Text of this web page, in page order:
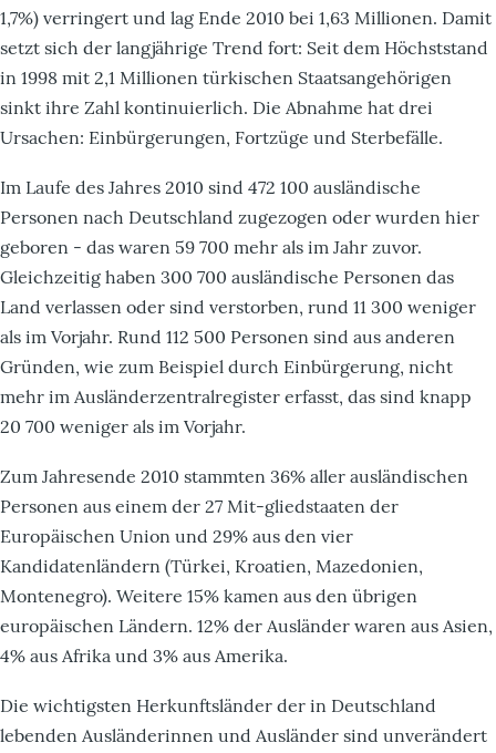
1,7%) verringert und lag Ende 2010 bei 1,63 Millionen. Damit
setzt sich der langjährige Trend fort: Seit dem Höchststand
in 1998 mit 2,1 Millionen türkischen Staatsangehörigen
sinkt ihre Zahl kontinuierlich. Die Abnahme hat drei
Ursachen: Einbürgerungen, Fortzüge und Sterbefälle.
Im Laufe des Jahres 2010 sind 472 100 ausländische
Personen nach Deutschland zugezogen oder wurden hier
geboren - das waren 59 700 mehr als im Jahr zuvor.
Gleichzeitig haben 300 700 ausländische Personen das
Land verlassen oder sind verstorben, rund 11 300 weniger
als im Vorjahr. Rund 112 500 Personen sind aus anderen
Gründen, wie zum Beispiel durch Einbürgerung, nicht
mehr im Ausländerzentralregister erfasst, das sind knapp
20 700 weniger als im Vorjahr.
Zum Jahresende 2010 stammten 36% aller ausländischen
Personen aus einem der 27 Mit-gliedstaaten der
Europäischen Union und 29% aus den vier
Kandidatenländern (Türkei, Kroatien, Mazedonien,
Montenegro). Weitere 15% kamen aus den übrigen
europäischen Ländern. 12% der Ausländer waren aus Asien,
4% aus Afrika und 3% aus Amerika.
Die wichtigsten Herkunftsländer der in Deutschland
lebenden Ausländerinnen und Ausländer sind unverändert